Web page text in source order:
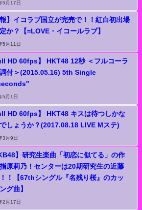
5月17日
報】イコラブ国立が完売で！！紅白初出場
か？【=LOVE・イコールラブ】
5月11日
HD 60fps】 HKT48 12秒 ＜フルコーラ
付＞(2015.05.16) 5th Single
5月1日
HD 60fps】 HKT48 キスは待つしかな
しょうか？(2017.08.18 LIVE Mステ)
3月9日
】研究生楽曲「初恋に似てる」の作
原莉乃！センターは20期研究生の近藤
！【67thシングル『名残り桜』のカッ
グ曲】
2月17日